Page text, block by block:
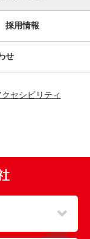
採用情報
せ
セシビリティ